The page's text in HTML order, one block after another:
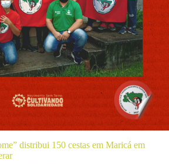
distribui 150 cestas em Maricá em